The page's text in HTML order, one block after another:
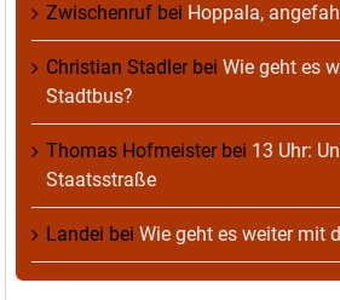
Zwischenruf bei Hoppala,
Christian Stadlerbei Wie geht es
Stadtbus?
Thomas Hofmeisterbei 13 Uhr:
Staatsstraße
Landei bei Wie geht es weiter mit